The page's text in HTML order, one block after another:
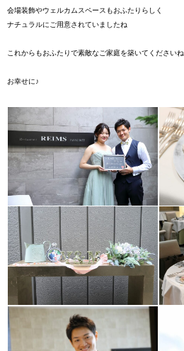
会場装飾やウェルカムスペースもおふたりらしく
ナチュラルにご用意されていましたね
これからもおふたりで素敵なご家庭を築いてくださいね
お幸せに♪